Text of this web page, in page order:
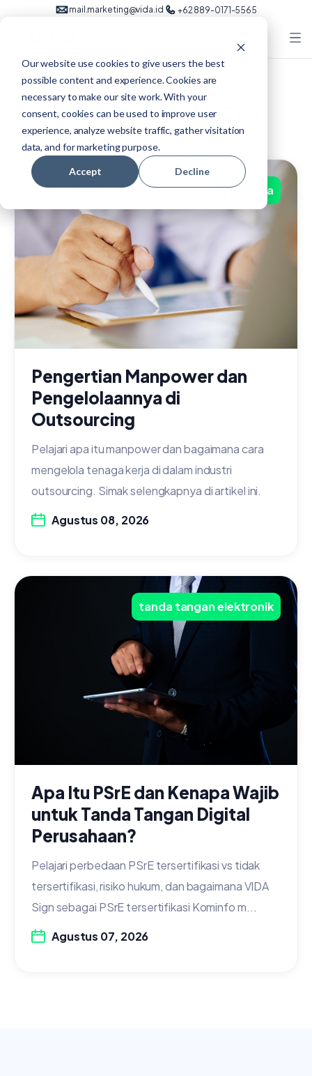
Our website use cookies to give users the best
possible content and experience. Cookies are
necessary to make our site work. With your
consent, cookies can be used to improve user
experience, analyze website traffic, gather visitation
data, and for marketing purpose.
Accept Decline
mail.marketing@vida.id +62 889-0171-5565
Blog & Resources
kerja
Pengertian Manpower dan
Pengelolaannya di
Outsourcing
Pelajari apa itu manpower dan bagaimana cara
mengelola tenaga kerja di dalam industri
outsourcing. Simak selengkapnya di artikel ini.
Agustus 08, 2026
tanda tangan elektronik
Apa Itu PSrE dan Kenapa Wajib
untuk Tanda Tangan Digital
Perusahaan?
Pelajari perbedaan PSrE tersertifikasi vs tidak
tersertifikasi, risiko hukum, dan bagaimana VIDA
Sign sebagai PSrE tersertifikasi Kominfo m...
Agustus 07, 2026